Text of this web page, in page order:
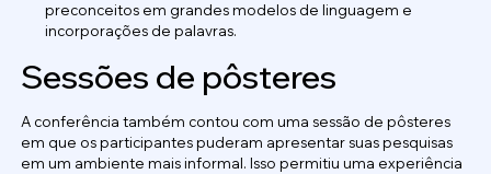
preconceitos em grandes modelos de linguagem e
incorporações de palavras.
Sessões de pôsteres
A conferência também contou com uma sessão de pôsteres
em que os participantes puderam apresentar suas pesquisas
em um ambiente mais informal. Isso permitiu uma experiência